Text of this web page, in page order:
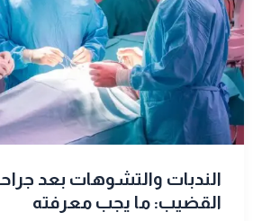
الندبات والتشوهات بعد
القضيب: ما يجب معرفته